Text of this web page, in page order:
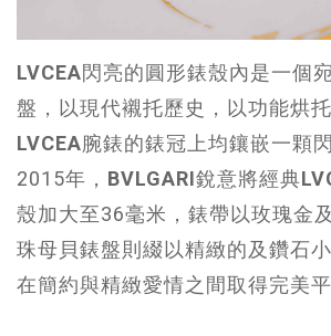
LVCEA閃亮的圓形錶殼內是一個
盤，以現代襯托歷史，以功能烘
LVCEA腕錶的錶冠上均鑲嵌一顆
2015年， BVLGARI銳意將經典
殼加大至36毫米，錶帶以玫瑰金
珠母貝錶盤則綴以精緻的及鑽石
在簡約與精緻愛情之間取得